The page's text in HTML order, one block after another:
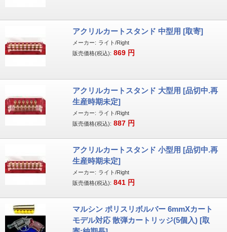
アクリルカートスタンド 中型用 [取寄]
メーカー: ライト/Right
販売価格(税込): 869 円
アクリルカートスタンド 大型用 [品切中.再
生産時期未定]
メーカー: ライト/Right
販売価格(税込): 887 円
アクリルカートスタンド 小型用 [品切中.再
生産時期未定]
メーカー: ライト/Right
販売価格(税込): 841 円
マルシン ポリスリボルバー 6mmXカート
モデル対応 散弾カートリッジ(5個入) [取